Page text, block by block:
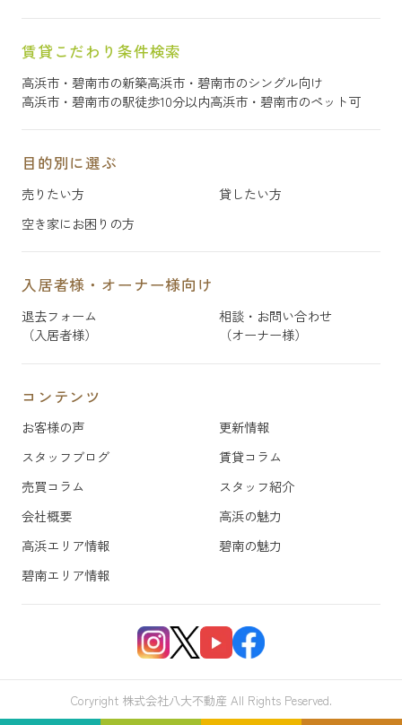
賃貸こだわり条件検索
高浜市・碧南市の新築高浜市・碧南市のシングル向け
高浜市・碧南市の駅徒歩10分以内高浜市・碧南市のペット可
目的別に選ぶ
売りたい方
貸したい方
空き家にお困りの方
入居者様・オーナー様向け
退去フォーム
（入居者様）
相談・お問い合わせ
（オーナー様）
コンテンツ
お客様の声
更新情報
スタッフブログ
賃貸コラム
売買コラム
スタッフ紹介
会社概要
高浜の魅力
高浜エリア情報
碧南の魅力
碧南エリア情報
Coryright 株式会社八大不動産 All Rights Peserved.